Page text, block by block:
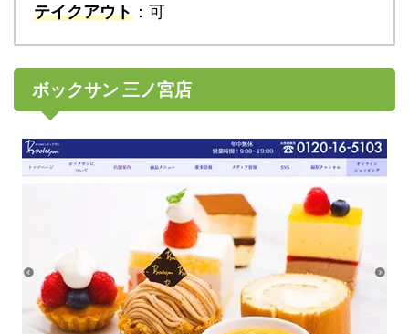
テイクアウト ：可
ボックサン 三ノ宮店